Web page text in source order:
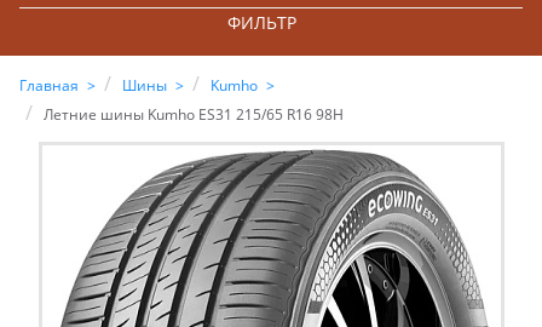
ФИЛЬТР
Главная Шины
Kumho
Летние шины Kumho ES31 215/65 R16 98H